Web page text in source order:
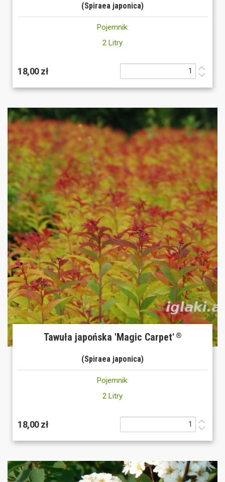
(Spiraea japonica)
Pojemnik:
2 Litry
18,00 zł
Tawuła japońska 'Magic Carpet' ®
(Spiraea japonica)
Pojemnik:
2 Litry
18,00 zł